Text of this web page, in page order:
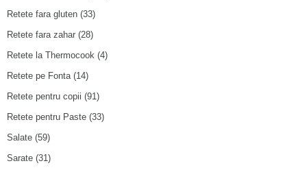
Retete fara gluten (33)
Retete fara zahar (28)
Retete la Thermocook (4)
Retete pe Fonta(14)
Retete pentru copii (91)
Retete pentru Paste (33)
Salate (59)
Sarate (31)